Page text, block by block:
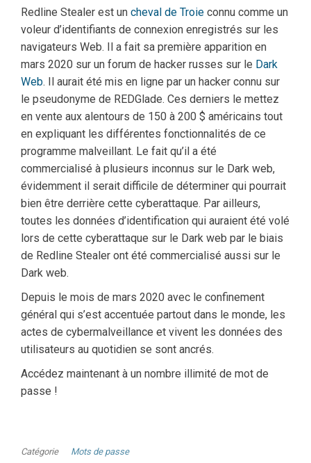
Redline Stealer est un cheval de Troie connu comme un
voleur d’identifiants de connexion enregistrés sur les
navigateurs Web. Il a fait sa première apparition en
mars 2020 sur un forum de hacker russes sur le Dark
Web. Il aurait été mis en ligne par un hacker connu sur
le pseudonyme de REDGlade. Ces derniers le mettez
en vente aux alentours de 150 à 200 $ américains tout
en expliquant les différentes fonctionnalités de ce
programme malveillant. Le fait qu’il a été
commercialisé à plusieurs inconnus sur le Dark web,
évidemment il serait difficile de déterminer qui pourrait
bien être derrière cette cyberattaque. Par ailleurs,
toutes les données d’identification qui auraient été volé
lors de cette cyberattaque sur le Dark web par le biais
de Redline Stealer ont été commercialisé aussi sur le
Dark web.
Depuis le mois de mars 2020 avec le confinement
général qui s’est accentuée partout dans le monde, les
actes de cybermalveillance et vivent les données des
utilisateurs au quotidien se sont ancrés.
Accédez maintenant à un nombre illimité de mot de
passe !
Catégorie Mots de passe